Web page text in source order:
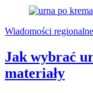
Wiadomości regionalne
Jak wybrać
materiały